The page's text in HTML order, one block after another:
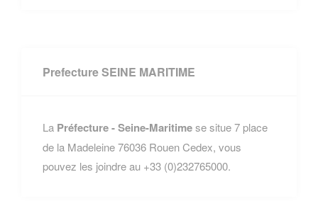
Prefecture SEINE MARITIME
La Préfecture - Seine-Maritimese situe 7 place
de la Madeleine 76036 Rouen Cedex, vous
pouvez les joindre au +33 (0)232765000.